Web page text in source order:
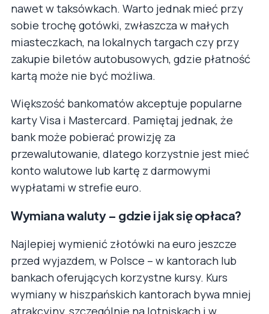
nawet w taksówkach. Warto jednak mieć przy
sobie trochę gotówki, zwłaszcza w małych
miasteczkach, na lokalnych targach czy przy
zakupie biletów autobusowych, gdzie płatność
kartą może nie być możliwa.
Większość bankomatów akceptuje popularne
karty Visa i Mastercard. Pamiętaj jednak, że
bank może pobierać prowizję za
przewalutowanie, dlatego korzystnie jest mieć
konto walutowe lub kartę z darmowymi
wypłatami w strefie euro.
Wymiana waluty – gdzie i jak się opłaca?
Najlepiej wymienić złotówki na euro jeszcze
przed wyjazdem, w Polsce – w kantorach lub
bankach oferujących korzystne kursy. Kurs
wymiany w hiszpańskich kantorach bywa mniej
atrakcyjny, szczególnie na lotniskach i w